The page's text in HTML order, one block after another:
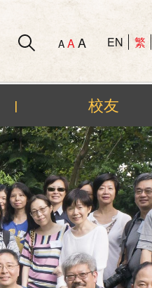
A AA EN 繁
| 校友